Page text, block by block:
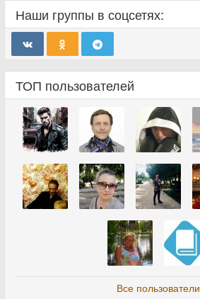
Наши группы в соцсетях:
ТОП пользователей
Все пользователи